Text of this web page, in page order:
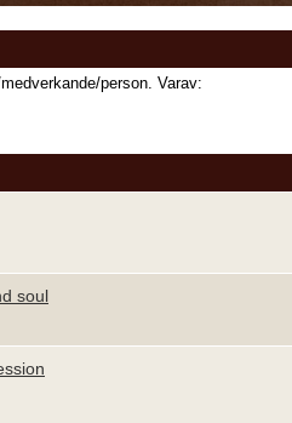
person. Varav:
soul